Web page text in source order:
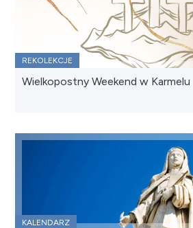
REKOLEKCJE
Wielkopostny Weekend w Karmelu
KALENDARZ